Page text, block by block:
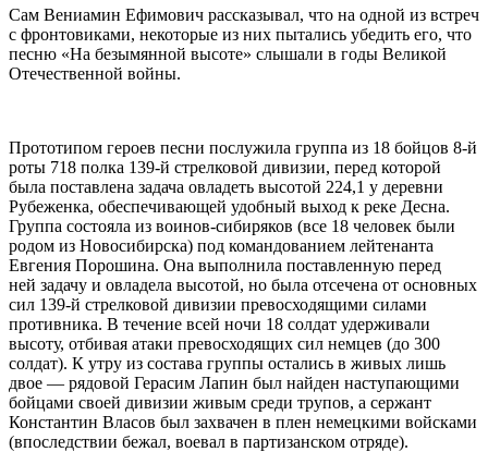
Сам Вениамин Ефимович рассказывал, что на одной из встреч
с фронтовиками, некоторые из них пытались убедить его, что
песню «На безымянной высоте» слышали в годы Великой
Отечественной войны.
Прототипом героев песни послужила группа из 18 бойцов 8-й
роты 718 полка 139-й стрелковой дивизии, перед которой
была поставлена задача овладеть высотой 224,1 у деревни
Рубеженка, обеспечивающей удобный выход к реке Десна.
Группа состояла из воинов-сибиряков (все 18 человек были
родом из Новосибирска) под командованием лейтенанта
Евгения Порошина. Она выполнила поставленную перед
ней задачу и овладела высотой, но была отсечена от основных
сил 139-й стрелковой дивизии превосходящими силами
противника. В течение всей ночи 18 солдат удерживали
высоту, отбивая атаки превосходящих сил немцев (до 300
солдат). К утру из состава группы остались в живых лишь
двое — рядовой Герасим Лапин был найден наступающими
бойцами своей дивизии живым среди трупов, а сержант
Константин Власов был захвачен в плен немецкими войсками
(впоследствии бежал, воевал в партизанском отряде).